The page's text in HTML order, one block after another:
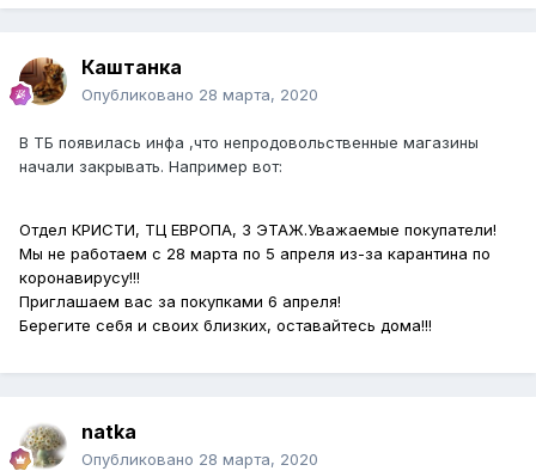
Каштанка
Опубликовано 28 марта, 2020
В ТБ появилась инфа ,что непродовольственные магазины
начали закрывать. Например вот:
Отдел КРИСТИ, ТЦ ЕВРОПА, 3 ЭТАЖ.Уважаемые покупатели!
Мы не работаем с 28 марта по 5 апреля из-за карантина по
коронавирусу!!!
Приглашаем вас за покупками 6 апреля!
Берегите себя и своих близких, оставайтесь дома!!!
natka
Опубликовано 28 марта, 2020